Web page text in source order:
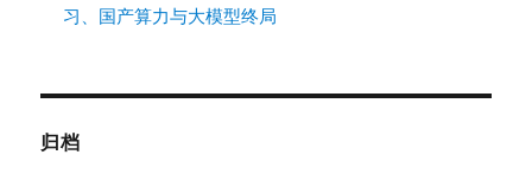
习、国产算力与大模型终局
归档